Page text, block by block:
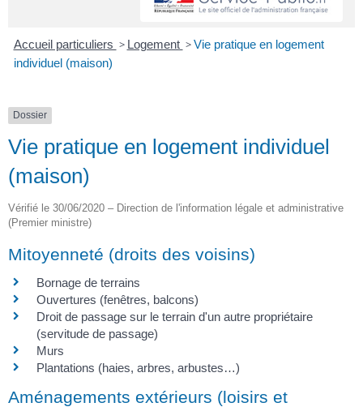
Accueil particuliers > Logement > Vie pratique en logement
individuel (maison)
Dossier
Vie pratique en logement individuel
(maison)
Vérifié le 30/06/2020 – Direction de l'information légale et administrative
(Premier ministre)
Mitoyenneté (droits des voisins)
Bornage de terrains
Ouvertures (fenêtres, balcons)
Droit de passage sur le terrain d'un autre propriétaire
(servitude de passage)
Murs
Plantations (haies, arbres, arbustes…)
Aménagements extérieurs (loisirs et